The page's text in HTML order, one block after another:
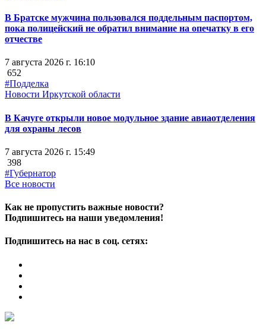
В Братске мужчина пользовался поддельным паспортом,
пока полицейский не обратил внимание на опечатку в его
отчестве
7 августа 2026 г. 16:10
652
#Подделка
Новости Иркутской области
В Качуге открыли новое модульное здание авиаотделения
для охраны лесов
7 августа 2026 г. 15:49
398
#Губернатор
Все новости
Как не пропустить важные новости?
Подпишитесь на наши уведомления!
Подпишитесь на нас в соц. сетях: